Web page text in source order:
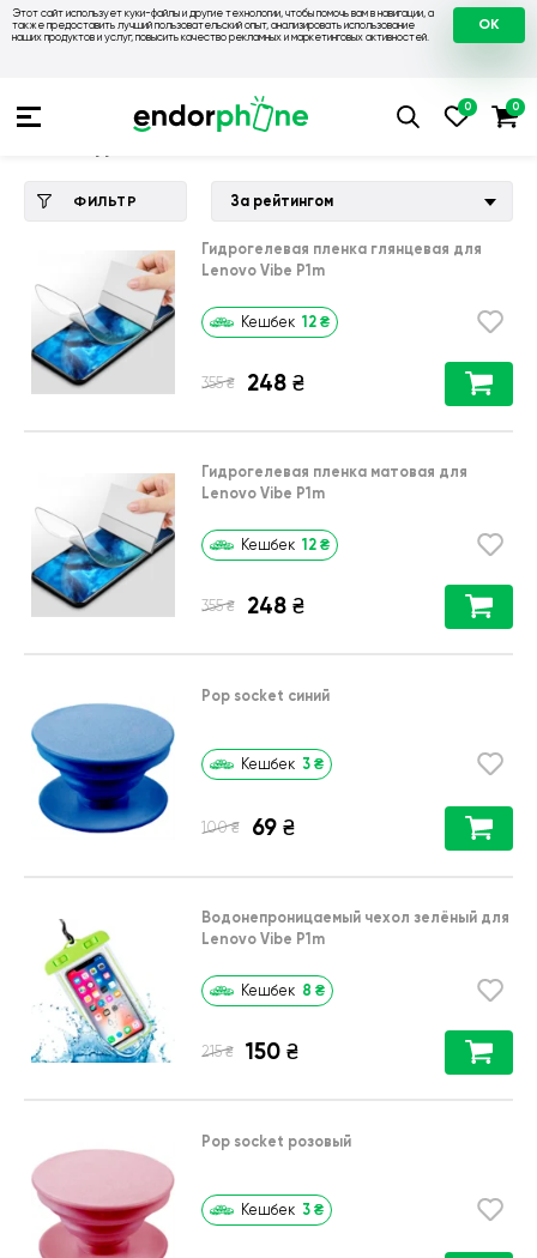
Этот сайт использует куки-файлы и другие технологии, чтобы помочь вам в навигации, а
также предоставить лучший пользовательский опыт, анализировать использование
наших продуктов и услуг, повысить качество рекламных и маркетинговых активностей.
OK
💙 Чехлы на Lenovo 💛 Чехол для
ФИЛЬТР За рейтингом
Гидрогелевая пленка глянцевая для
Lenovo Vibe P1m
Кешбек 12 ₴
355 ₴ 248 ₴
Гидрогелевая пленка матовая для
Lenovo Vibe P1m
Кешбек 12 ₴
355 ₴ 248 ₴
Pop socket синий
Кешбек 3 ₴
100 ₴ 69 ₴
Водонепроницаемый чехол зелёный для
Lenovo Vibe P1m
Кешбек 8 ₴
215 ₴ 150 ₴
Pop socket розовый
Кешбек 3 ₴